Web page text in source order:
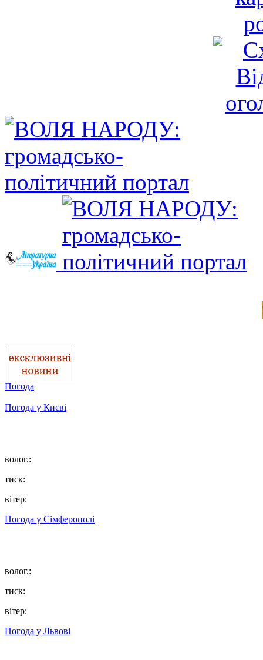
Погода
Погода у Києві
волог.:
тиск:
вітер:
Погода у Сімферополі
волог.:
тиск:
вітер:
Погода у Львові